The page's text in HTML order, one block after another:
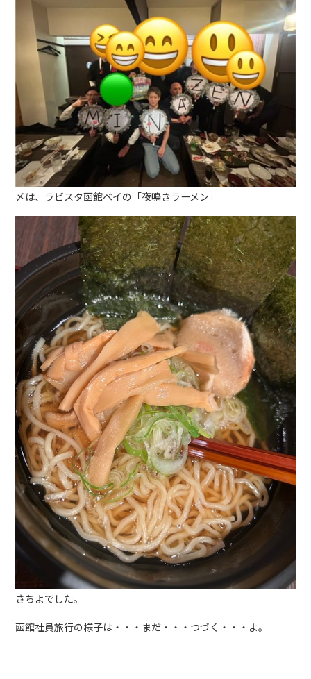
〆は、ラビスタ函館ベイの「夜鳴きラーメン」
さちよでした。
函館社員旅行の様子は・・・まだ・・・つづく・・・よ。